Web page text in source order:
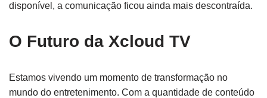
disponível, a comunicação ficou ainda mais descontraída.
O Futuro da Xcloud TV
Estamos vivendo um momento de transformação no
mundo do entretenimento. Com a quantidade de conteúdo